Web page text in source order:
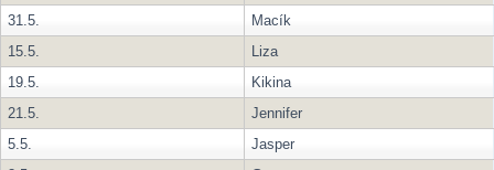
31.5.
Macík
15.5.
Liza
19.5.
Kikina
21.5.
Jennifer
5.5.
Jasper